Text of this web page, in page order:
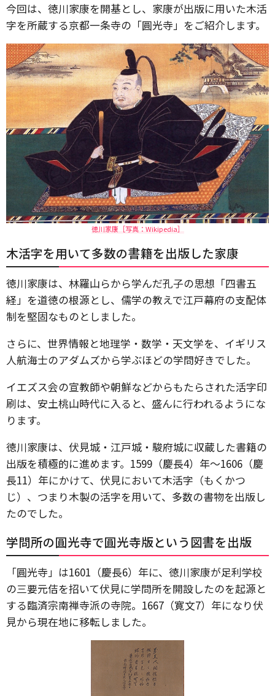
今回は、徳川家康を開基とし、家康が出版に用いた木活
字を所蔵する京都一条寺の「圓光寺」をご紹介します。
徳川家康［写真：Wikipedia］
木活字を用いて多数の書籍を出版した家康
徳川家康は、林羅山らから学んだ孔子の思想「四書五
経」を道徳の根源とし、儒学の教えで江戸幕府の支配体
制を堅固なものとしました。
さらに、世界情報と地理学・数学・天文学を、イギリス
人航海士のアダムズから学ぶほどの学問好きでした。
イエズス会の宣教師や朝鮮などからもたらされた活字印
刷は、安土桃山時代に入ると、盛んに行われるようにな
ります。
徳川家康は、伏見城・江戸城・駿府城に収蔵した書籍の
出版を積極的に進めます。1599（慶長4）年～1606（慶
長11）年にかけて、伏見において木活字（もくかつ
じ）、つまり木製の活字を用いて、多数の書物を出版し
たのでした。
学問所の圓光寺で圓光寺版という図書を出版
「圓光寺」は1601（慶長6）年に、徳川家康が足利学校
の三要元佶を招いて伏見に学問所を開設したのを起源と
する臨済宗南禅寺派の寺院。1667（寛文7）年になり伏
見から現在地に移転しました。